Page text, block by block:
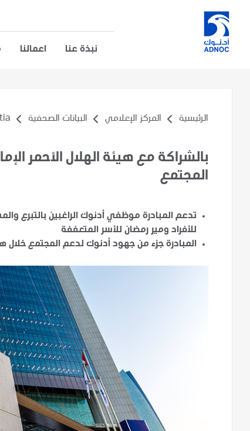
نبذة عنا اعمالنا
الرئيسية المركز الإعلامي البيانات الصحفية
بالشراكة مع هيئة الهلال الأحمر
المجتمع
تدعم المبادرة موظفي أدنوك الراغبين بالتبرع
للأفراد ومير رمضان للأسر المتعففة
المبادرة جزء من جهود أدنوك لدعم المجتمع خلال